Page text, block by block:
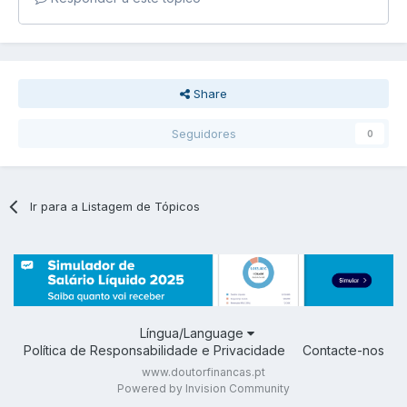
Share
Seguidores 0
Ir para a Listagem de Tópicos
Língua/Language
Política de Responsabilidade e Privacidade
Contacte-nos
www.doutorfinancas.pt
Powered by Invision Community